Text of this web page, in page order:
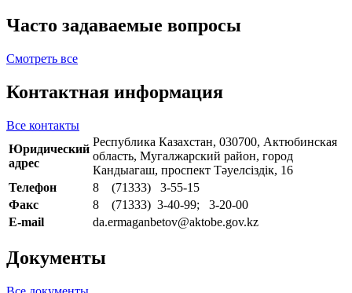
Часто задаваемые вопросы
Смотреть все
Контактная информация
Все контакты
Юридический
адрес
Республика Казахстан, 030700, Актюбинская
область, Мугалжарский район, город
Кандыагаш, проспект Тәуелсіздік, 16
Телефон
8 (71333) 3-55-15
Факс
8 (71333) 3-40-99; 3-20-00
E-mail
da.ermaganbetov@aktobe.gov.kz
Документы